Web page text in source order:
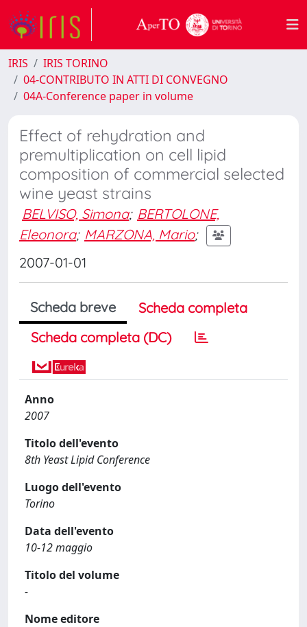
IRIS
IRIS TORINO
04-CONTRIBUTO IN ATTI DI CONVEGNO
04A-Conference paper in volume
Effect of rehydration and
premultiplication on cell lipid
composition of commercial selected
wine yeast strains
BELVISO, Simona; BERTOLONE,
Eleonora; MARZONA, Mario;
2007-01-01
Scheda breve
Scheda completa
Scheda completa (DC)
Anno
2007
Titolo dell'evento
8th Yeast Lipid Conference
Luogo dell'evento
Torino
Data dell'evento
10-12 maggio
Titolo del volume
-
Nome editore